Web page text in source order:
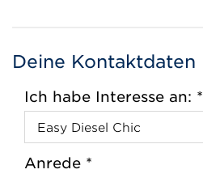
Deine Kontaktdaten
Ich habe Interesse an: *
Anrede *